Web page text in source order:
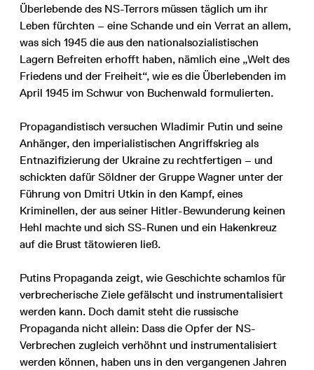
Überlebende des NS-Terrors müssen täglich um ihr
Leben fürchten – eine Schande und ein Verrat an allem,
was sich 1945 die aus den nationalsozialistischen
Lagern Befreiten erhofft haben, nämlich eine „Welt des
Friedens und der Freiheit“, wie es die Überlebenden im
April 1945 im Schwur von Buchenwald formulierten.
Propagandistisch versuchen Wladimir Putin und seine
Anhänger, den imperialistischen Angriffskrieg als
Entnazifizierung der Ukraine zu rechtfertigen – und
schickten dafür Söldner der Gruppe Wagner unter der
Führung von Dmitri Utkin in den Kampf, eines
Kriminellen, der aus seiner Hitler-Bewunderung keinen
Hehl machte und sich SS-Runen und ein Hakenkreuz
auf die Brust tätowieren ließ.
Putins Propaganda zeigt, wie Geschichte schamlos für
verbrecherische Ziele gefälscht und instrumentalisiert
werden kann. Doch damit steht die russische
Propaganda nicht allein: Dass die Opfer der NS-
Verbrechen zugleich verhöhnt und instrumentalisiert
werden können, haben uns in den vergangenen Jahren